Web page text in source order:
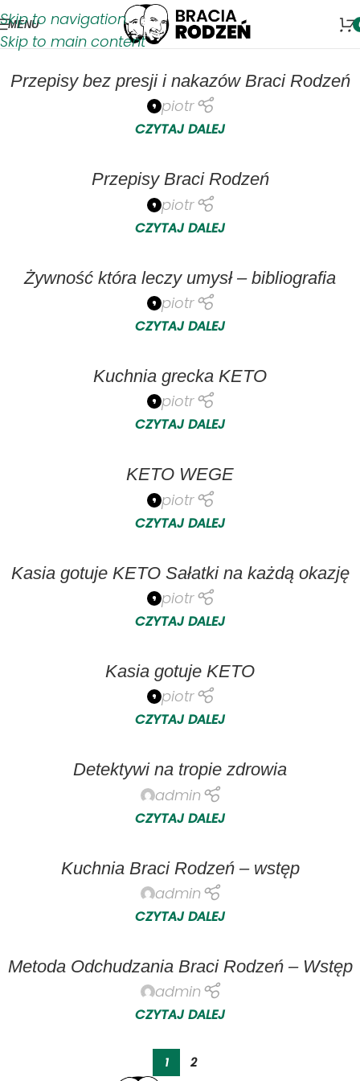
Skip to navigation
Skip to main content
MENU
Przepisy bez presji i nakazów Braci Rodzeń
piotr
CZYTAJ DALEJ
Przepisy Braci Rodzeń
piotr
CZYTAJ DALEJ
Żywność która leczy umysł – bibliografia
piotr
CZYTAJ DALEJ
Kuchnia grecka KETO
piotr
CZYTAJ DALEJ
KETO WEGE
piotr
CZYTAJ DALEJ
Kasia gotuje KETO Sałatki na każdą okazję
piotr
CZYTAJ DALEJ
Kasia gotuje KETO
piotr
CZYTAJ DALEJ
Detektywi na tropie zdrowia
admin
CZYTAJ DALEJ
Kuchnia Braci Rodzeń – wstęp
admin
CZYTAJ DALEJ
Metoda Odchudzania Braci Rodzeń – Wstęp
admin
CZYTAJ DALEJ
1 2